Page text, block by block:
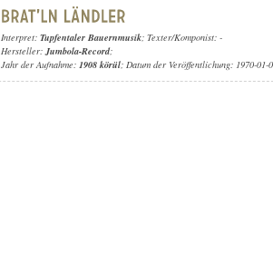
Interpret: Tupfentaler Bauernmusik; Texter/Komponist: -
Hersteller:Jumbola-Record;
Jahr der Aufnahme: 1908 körül; Datum der Veröffentlichung: 1970-01-